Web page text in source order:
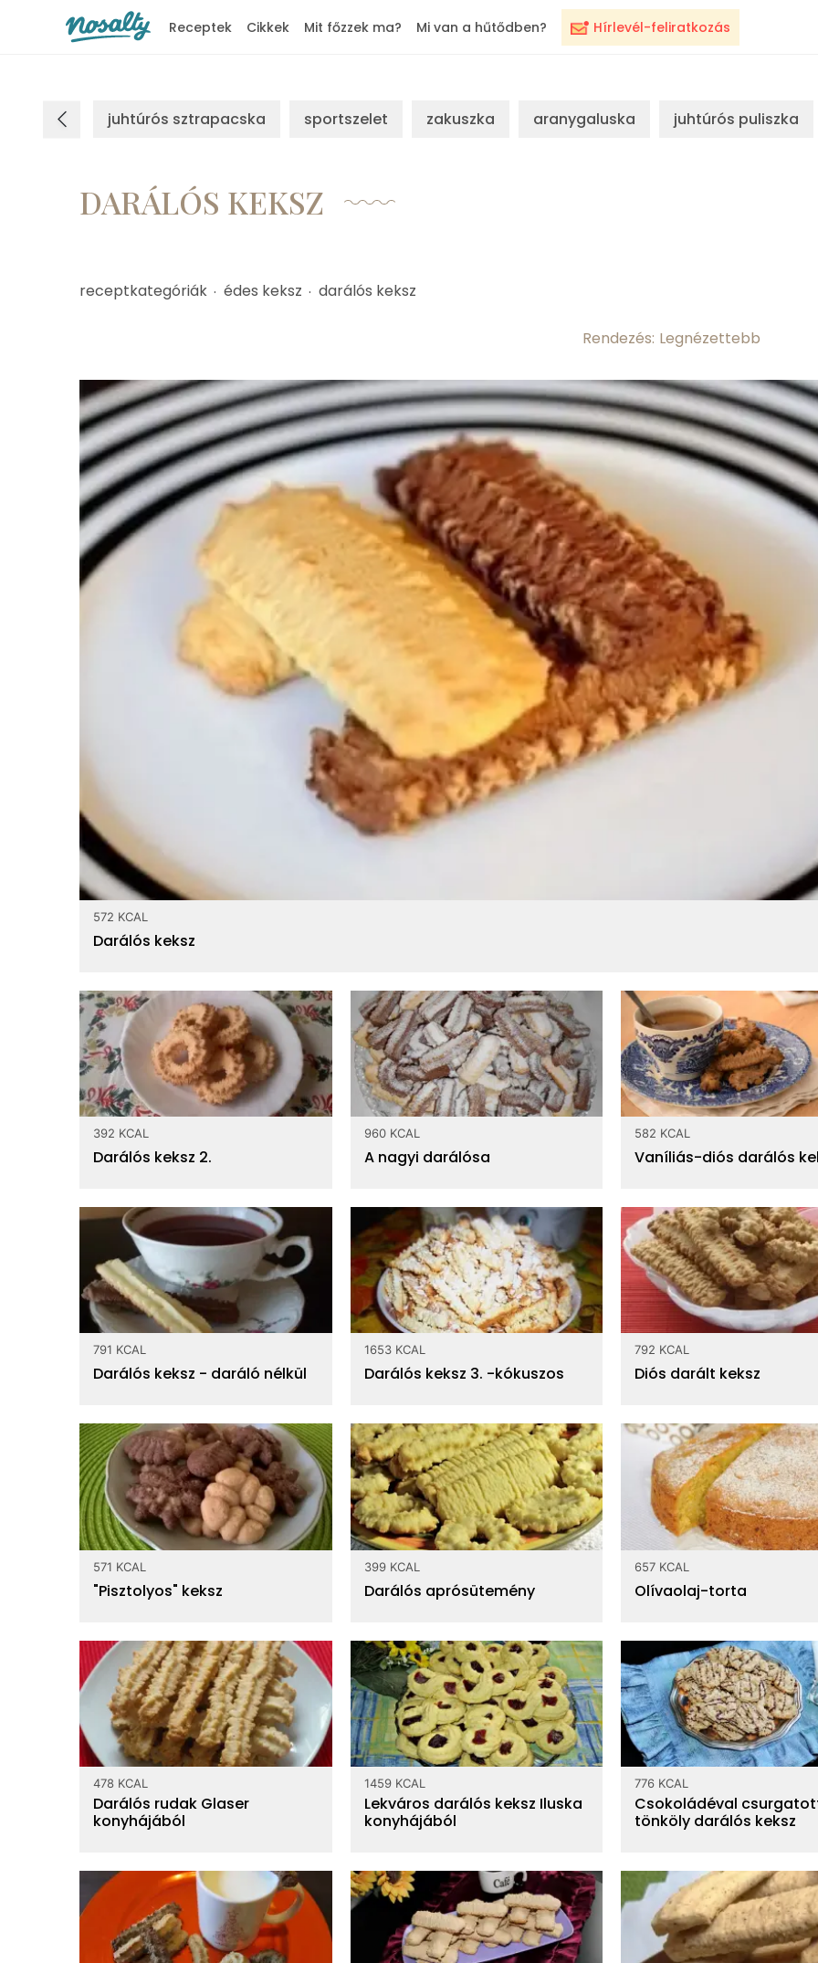
Hírlevél-feliratkozás
Receptek Cikkek Mit főzzek ma? Mi van a hűtődben?
juhtúrós sztrapacska sportszelet zakuszka aranygaluska juhtúrós puliszka
DARÁLÓS KEKSZ
receptkategóriák édes keksz darálós keksz
Rendezés:
572 KCAL
Darálós keksz
392 KCAL
Darálós keksz 2.
960 KCAL
A nagyi darálósa
582 KCAL
Vaníliás-diós darálós
791 KCAL
Darálós keksz - daráló nélkül
1653 KCAL
Darálós keksz 3. -kókuszos
792 KCAL
Diós darált keksz
571 KCAL
"Pisztolyos" keksz
399 KCAL
Darálós aprósütemény
657 KCAL
Olívaolaj-torta
478 KCAL
Darálós rudak Glaser
konyhájából
1459 KCAL
Lekváros darálós keksz Iluska
konyhájából
776 KCAL
Csokoládéval
tönköly darálós keksz